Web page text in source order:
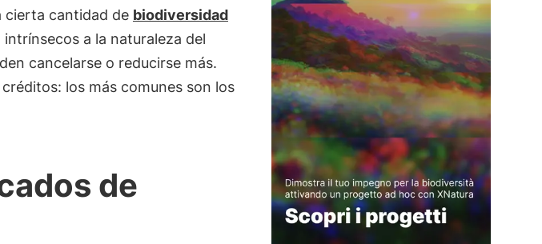
cierta cantidad de biodiversidad
a la naturaleza del
cancelarse o reducirse más.
los más comunes son los
de